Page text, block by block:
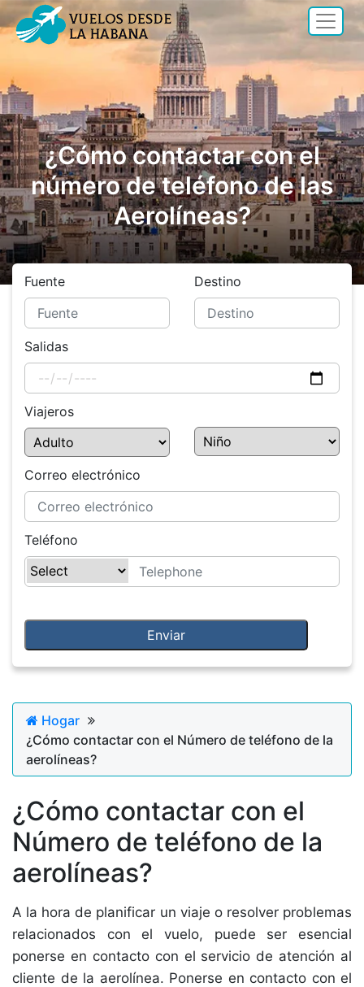
¿Cómo contactar con el
número de teléfono de las
Aerolíneas?
Fuente Destino
Salidas
Viajeros
Correo electrónico
Teléfono
Hogar
¿Cómo contactar con el Número de teléfono de la
aerolíneas?
¿Cómo contactar con el
Número de teléfono de la
aerolíneas?
A la hora de planificar un viaje o resolver problemas
relacionados con el vuelo, puede ser esencial
ponerse en contacto con el servicio de atención al
cliente de la aerolínea. Ponerse en contacto con el